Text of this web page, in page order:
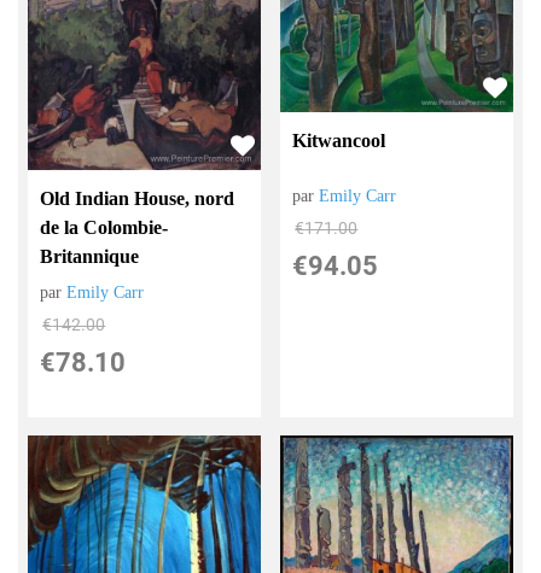
Old Indian House, nord
de la Colombie-
Britannique
parEmily Carr
€142.00
€78.10
Kitwancool
parEmily Carr
€171.00
€94.05